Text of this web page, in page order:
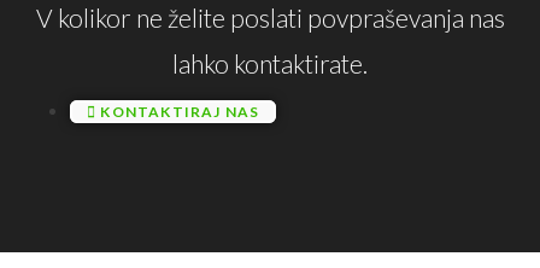
V kolikor ne želite poslati povpraševanja nas
lahko kontaktirate.
KONTAKTIRAJ NAS